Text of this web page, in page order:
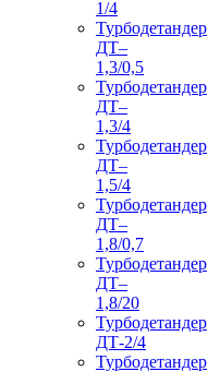
1/4
Турбодетандер
ДТ–
1,3/0,5
Турбодетандер
ДТ–
1,3/4
Турбодетандер
ДТ–
1,5/4
Турбодетандер
ДТ–
1,8/0,7
Турбодетандер
ДТ–
1,8/20
Турбодетандер
ДТ-2/4
Турбодетандер